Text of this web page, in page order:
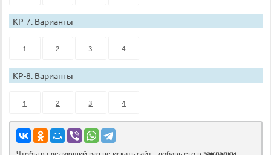
КР-7. Варианты
1 2 3 4
КР-8. Варианты
1 2 3 4